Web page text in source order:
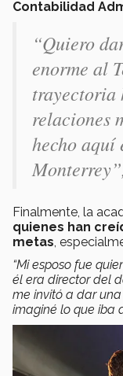
Contabilidad
“Quiero
enorme al
trayectoria
relaciones
hecho aquí
Finalmente, la
quienes han
metas,
“Mi esposo fue
él era director del
me invitó a dar una
imaginé lo que iba